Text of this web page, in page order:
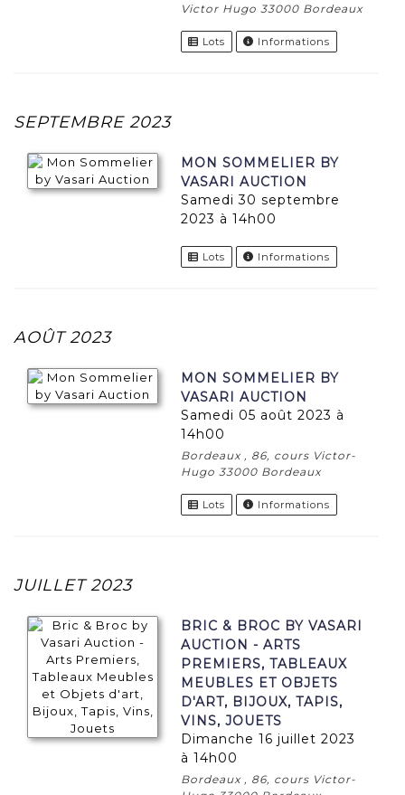
Victor Hugo 33000 Bordeaux
Lots Informations
SEPTEMBRE 2023
MON SOMMELIER BY
VASARI AUCTION
samedi 30 septembre
2023 à 14h00
Lots Informations
AOÛT 2023
MON SOMMELIER BY
VASARI AUCTION
samedi 05 août 2023 à
14h00
Bordeaux , 86, cours Victor-
Hugo 33000 Bordeaux
Lots Informations
JUILLET 2023
BRIC & BROC BY VASARI
AUCTION - ARTS
PREMIERS, TABLEAUX
MEUBLES ET OBJETS
D'ART, BIJOUX, TAPIS,
VINS, JOUETS
dimanche 16 juillet 2023
à 14h00
Bordeaux , 86, cours Victor-